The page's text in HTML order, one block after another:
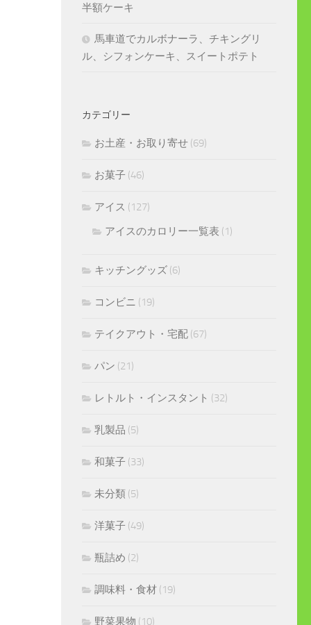
半額ケーキ
馬車道でカルボナーラ、チキングリ
ル、シフォンケーキ、スイートポテト
カテゴリー
お土産・お取り寄せ (69)
お菓子 (46)
アイス (127)
アイスのカロリー一覧表 (1)
キッチングッズ (6)
コンビニ (19)
テイクアウト・宅配 (67)
パン (21)
レトルト・インスタント (32)
乳製品 (5)
和菓子 (33)
未分類 (5)
洋菓子 (49)
瓶詰め (2)
調味料・食材 (19)
野菜果物 (10)